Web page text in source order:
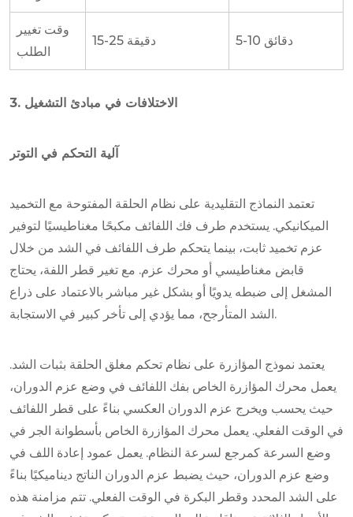
وقت تغيير
الطلب
15-25 دقيقة 5-10 دقائق
3. الاختلافات في مبادئ التشغيل
آلية التحكم في التوتر
تعتمد النماذج التقليدية على نظام الحلقة المفتوحة مع التخميد
الميكانيكي. يستخدم طرف فك اللفائف مكبحًا مغناطيسيًا لتوفير
عزم تخميد ثابت، بينما يتحكم طرف اللفائف في الشد من خلال
قابض مغناطيسي أو محرك عزم. مع تغير قطر اللفة، يحتاج
المشغل إلى ضبطه يدويًا أو بشكل غير مباشر بالاعتماد على ذراع
الشد المتأرجح، مما يؤدي إلى تأخر كبير في الاستجابة.
يعتمد نموذج المؤازرة على نظام تحكم مغلق الحلقة بثبات الشد.
يعمل محرك المؤازرة الخاص بفك اللفائف في وضع عزم الدوران،
حيث يحسب ويخرج عزم الدوران العكسي بناءً على قطر اللفائف
في الوقت الفعلي. يعمل محرك المؤازرة الخاص بأسطوانة الجر في
وضع السرعة كمرجع لسرعة النظام. يعمل عمود إعادة اللف في
وضع عزم الدوران، حيث يضبط عزم الدوران الناتج ديناميكيًا بناءً
على الشد المحدد وقطر البكرة في الوقت الفعلي. تتم مزامنة هذه